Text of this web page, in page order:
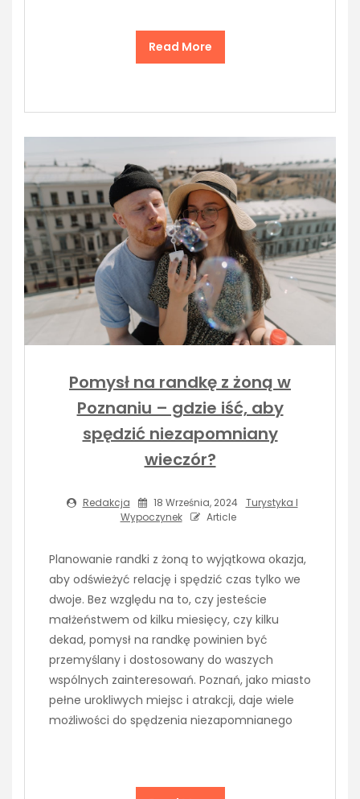
Read More
Pomysł na randkę z żoną w
Poznaniu – gdzie iść, aby
spędzić niezapomniany
wieczór?
Redakcja 18 Września, 2024
Turystyka I
Wypoczynek
Article
Planowanie randki z żoną to wyjątkowa okazja,
aby odświeżyć relację i spędzić czas tylko we
dwoje. Bez względu na to, czy jesteście
małżeństwem od kilku miesięcy, czy kilku
dekad, pomysł na randkę powinien być
przemyślany i dostosowany do waszych
wspólnych zainteresowań. Poznań, jako miasto
pełne urokliwych miejsc i atrakcji, daje wiele
możliwości do spędzenia niezapomnianego